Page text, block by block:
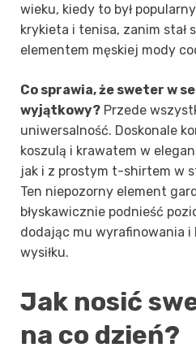
wieku, kiedy to był
krykieta i tenisa, zanim stał
elementem męskiej mody
Co sprawia, że sweter w
wyjątkowy? Przede
uniwersalność. Doskonale
koszulą i krawatem w
jak i z prostym t-shirtem w
Ten niepozorny element
błyskawicznie podnieść
dodając mu wyrafinowania i
wysiłku.
Jak nosić
na co dzień?